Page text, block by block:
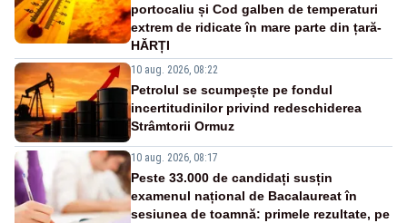
portocaliu și Cod galben de temperaturi
extrem de ridicate în mare parte din țară-
HĂRȚI
10 aug. 2026, 08:22
Petrolul se scumpește pe fondul
incertitudinilor privind redeschiderea
Strâmtorii Ormuz
10 aug. 2026, 08:17
Peste 33.000 de candidați susțin
examenul național de Bacalaureat în
sesiunea de toamnă: primele rezultate, pe